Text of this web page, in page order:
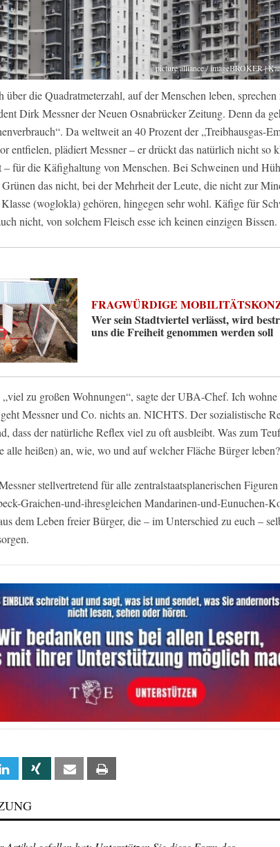
picture alliance / imageBROKER |
über die Quadratmeterzahl, auf der Menschen leben, sprechen
Dirk Messner der Neuen Osnabrücker Zeitung. Denn da
Da weltweit an 40 Prozent der „Treibhausgas-
entfielen, plädiert Messner – er drückt das natürlich nicht so
– für die Käfighaltung von Menschen. Bei Schweinen und
das nicht, bei der Mehrheit der Leute, die nicht zur
(woglokla) gehören, hingegen sehr wohl. Käfige für
nicht, von solchem Fleisch esse ich keinen einzigen Bissen.
FRAGWÜRDIGE
Wer sein Stadtviertel verlässt, wird
uns die Freiheit genommen werden soll
zu großen Wohnungen“, sagte der UBA-Chef. Ich
Messner und Co. nichts an. NICHTS. Der sozialistische
dass der natürliche Reflex viel zu oft ausbleibt. Was zum
heißen) an, wie, wo und auf welcher Fläche Bürger leben?
stellvertretend für alle zentralstaatsplanerischen Figuren
Graichen-und-ihresgleichen Mandarinen-und-Eunuchen-
dem Leben freier Bürger, die – im Unterschied zu euch –
Linkedin Xing Email